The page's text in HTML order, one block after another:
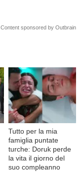
Content sponsored by Outbrain
Tutto per la mia
famiglia puntate
turche: Doruk perde
la vita il giorno del
suo compleanno